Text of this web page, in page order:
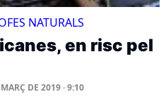
NATURALS
en risc pel
DE 2019 · 9:10